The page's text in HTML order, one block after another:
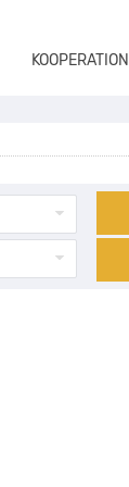
KOOPERATION